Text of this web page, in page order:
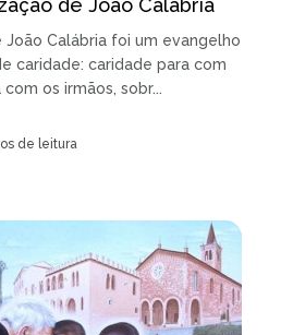
de João Calábria
João Calábria foi um evangelho
caridade: caridade para com
os irmãos, sobr...
de leitura